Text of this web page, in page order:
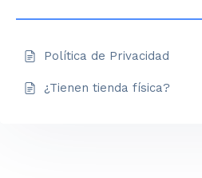
Política de Privacidad
¿Tienen tienda física?